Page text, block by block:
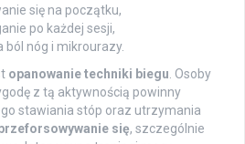
się na początku,
po każdej sesji,
ból nóg i mikrourazy.
opanowanie techniki biegu . Osoby
z tą aktywnością powinny
stawiania stóp oraz utrzymania
się, szczególnie